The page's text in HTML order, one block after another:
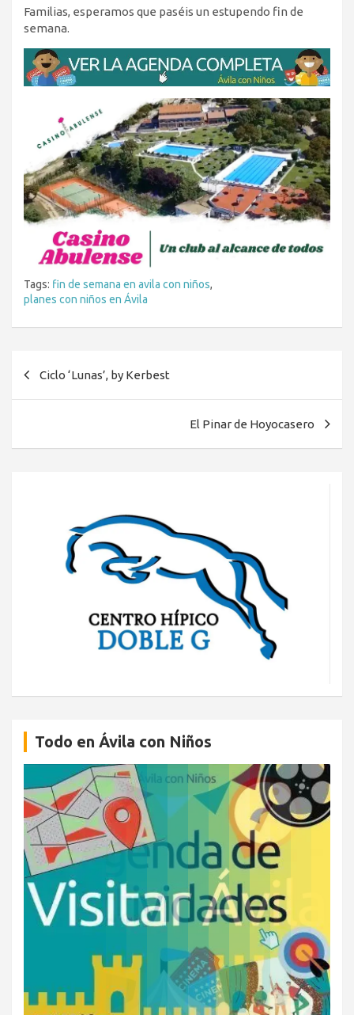
Familias, esperamos que paséis un estupendo fin de
semana.
Tags: fin de semana en avila con niños,
planes con niños en Ávila
Ciclo ‘Lunas’, by Kerbest
El Pinar de Hoyocasero
Todo en Ávila con Niños